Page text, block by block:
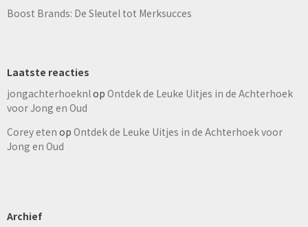
Boost Brands: De Sleutel tot Merksucces
Laatste reacties
jongachterhoeknlop Ontdek de Leuke Uitjes in de Achterhoek
voor Jong en Oud
Corey eten op Ontdek de Leuke Uitjes in de Achterhoek voor
Jong en Oud
Archief